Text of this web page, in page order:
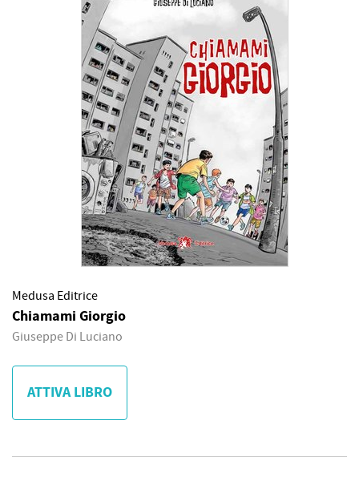
Medusa Editrice
Chiamami Giorgio
Giuseppe Di Luciano
ATTIVA LIBRO